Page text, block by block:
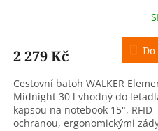
R
A
2 279 Kč
Cestovní batoh WALKER
Midnight 30 l vhodný do
kapsou na notebook 15", RFID
ochranou, ergonomickými